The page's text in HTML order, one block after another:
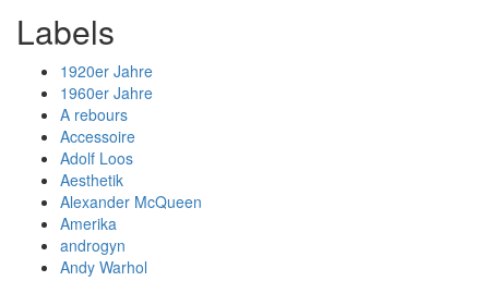
Labels
1920er Jahre
1960er Jahre
A rebours
Accessoire
Adolf Loos
Aesthetik
Alexander McQueen
Amerika
androgyn
Andy Warhol